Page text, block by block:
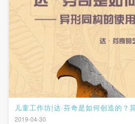
儿童工作坊|达·芬奇是如何创造的？
2019-04-30